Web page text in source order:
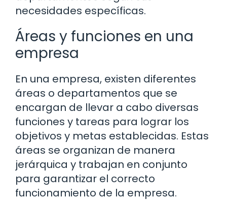
necesidades específicas.
Áreas y funciones en una
empresa
En una empresa, existen diferentes
áreas o departamentos que se
encargan de llevar a cabo diversas
funciones y tareas para lograr los
objetivos y metas establecidas. Estas
áreas se organizan de manera
jerárquica y trabajan en conjunto
para garantizar el correcto
funcionamiento de la empresa.